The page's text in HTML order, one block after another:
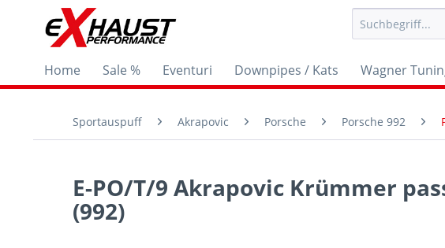
Home Sale % Eventuri Downpipes / Kats Wagner
Sportauspuff Akrapovic Porsche Porsche 992
E-PO/T/9 Akrapovic Krümmer
(992)